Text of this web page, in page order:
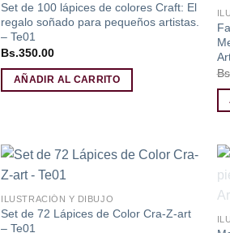
Set de 100 lápices de colores Craft: El
regalo soñado para pequeños artistas.
– Te01
Bs.350.00
AÑADIR AL CARRITO
lista de
ILUSTRACIÓN Y DIBUJO
Set de 72 Lápices de Color Cra-Z-art
– Te01